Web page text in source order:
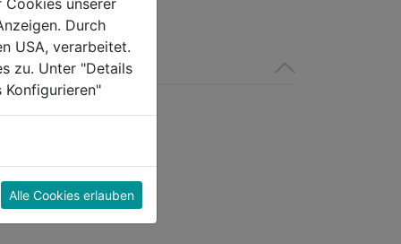
Durch
USA, verarbeitet.
zu. Unter "Details
Alle Cookies erlauben